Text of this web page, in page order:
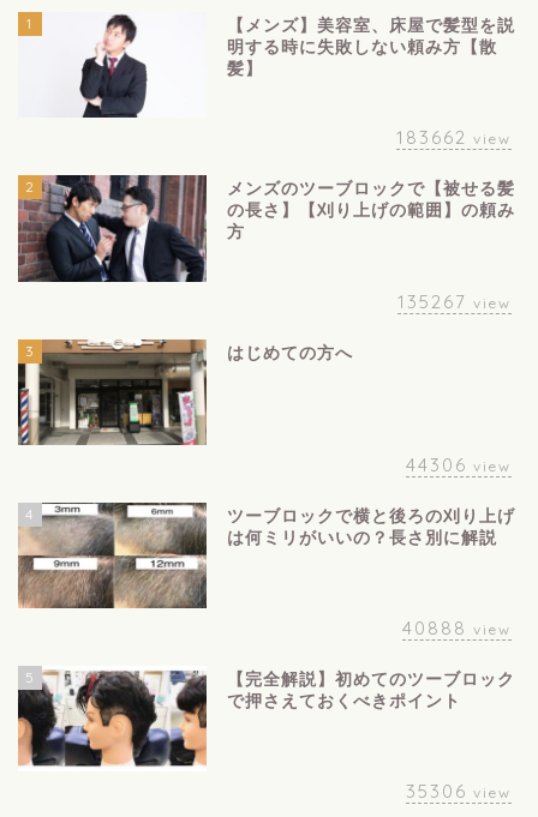
1
【メンズ】美容室、床屋で髪型を説
明する時に失敗しない頼み方【散
髪】
183662 view
2
メンズのツーブロックで【被せる髪
の長さ】【刈り上げの範囲】の頼み
方
135267 view
3 はじめての方へ
44306 view
4
ツーブロックで横と後ろの刈り上げ
は何ミリがいいの？長さ別に解説
40888 view
5
【完全解説】初めてのツーブロック
で押さえておくべきポイント
35306 view